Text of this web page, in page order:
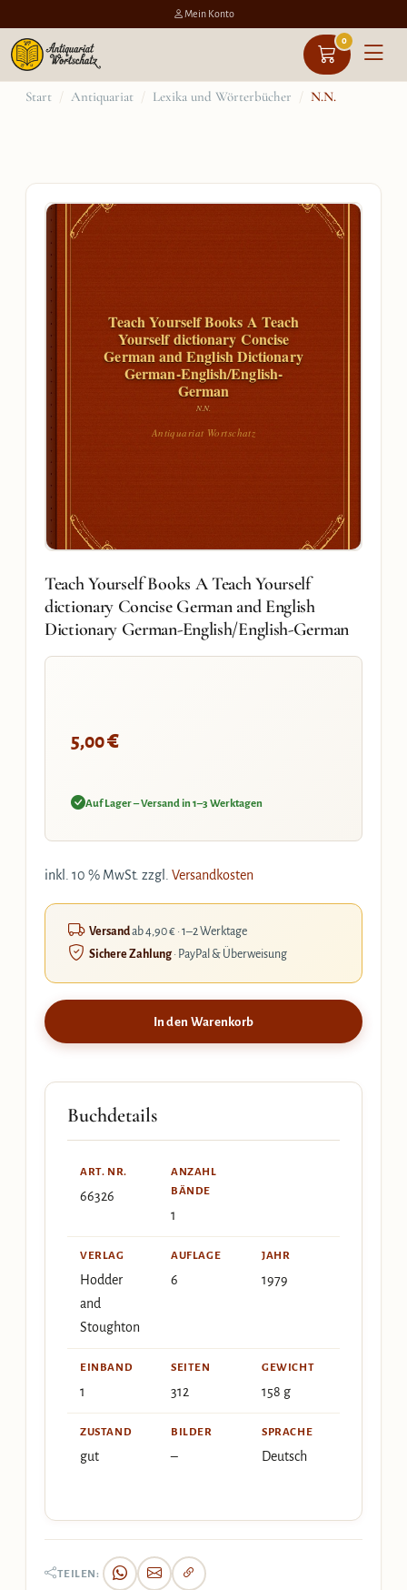
Mein Konto
0
ZumStart / Antiquariat / Lexika und Wörterbücher / N.N.
Teach Yourself Books A Teach
Yourself dictionary Concise
German and English Dictionary
German-English/English-
German
N.N.
Antiquariat Wortschatz
Teach Yourself Books A Teach Yourself
dictionary Concise German and English
Dictionary German-English/English-German
5,00€
Auf Lager – Versand in 1–3 Werktagen
inkl. 10 % MwSt. zzgl. Versandkosten
Versandab 4,90 € · 1–2 Werktage
Sichere Zahlung· PayPal & Überweisung
In den Warenkorb
Buchdetails
ART. NR.
66326
ANZAHL
BÄNDE
1
VERLAG
Hodder
and
Stoughton
AUFLAGE
6
JAHR
1979
EINBAND
1
SEITEN
312
GEWICHT
158 g
ZUSTAND
gut
BILDER
–
SPRACHE
Deutsch
TEILEN: